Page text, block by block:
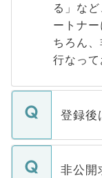
る」な
ートナ
ちろん
行なって
登録後
ご登録
登録内
非公開